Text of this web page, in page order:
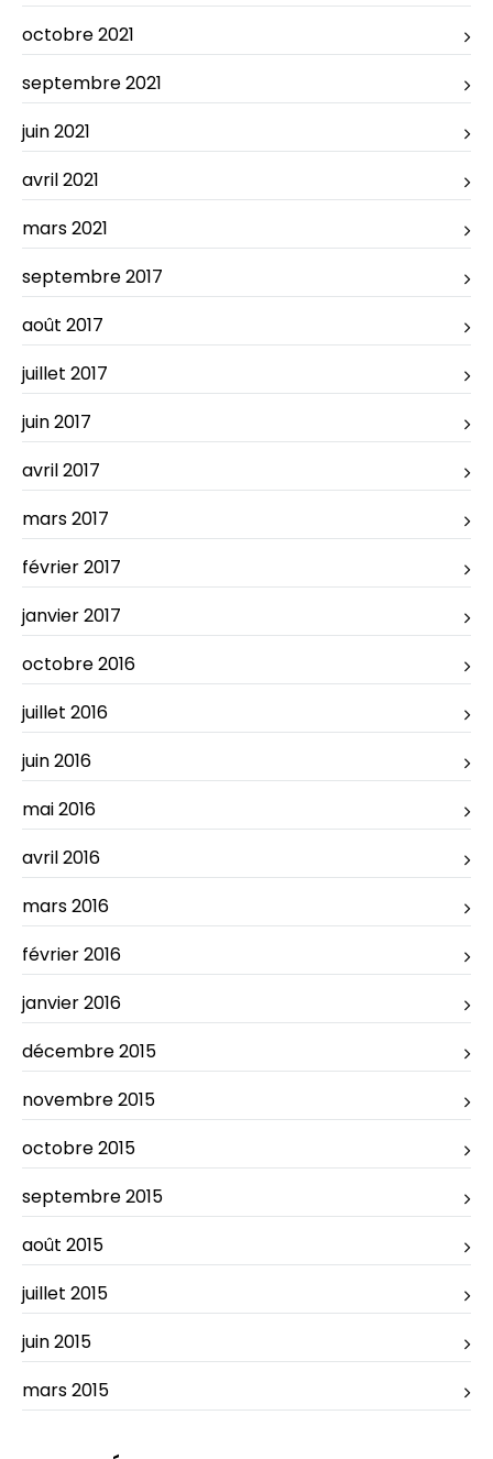
octobre 2021
septembre 2021
juin 2021
avril 2021
mars 2021
septembre 2017
août 2017
juillet 2017
juin 2017
avril 2017
mars 2017
février 2017
janvier 2017
octobre 2016
juillet 2016
juin 2016
mai 2016
avril 2016
mars 2016
février 2016
janvier 2016
décembre 2015
novembre 2015
octobre 2015
septembre 2015
août 2015
juillet 2015
juin 2015
mars 2015